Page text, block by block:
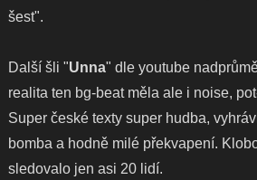
šest".
Další šli "Unna" dle youtube
realita ten bg-beat měla ale i noise,
Super české texty super hudba,
bomba a hodně milé překvapení.
sledovalo jen asi 20 lidí.